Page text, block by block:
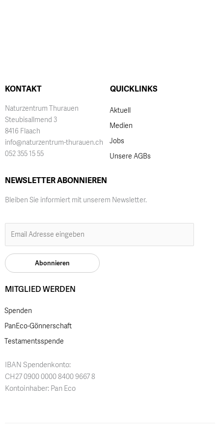
KONTAKT
Naturzentrum Thurauen
Steubisallmend 3
8416 Flaach
info@naturzentrum-thurauen.ch
052 355 15 55
QUICKLINKS
Aktuell
Medien
Jobs
Unsere AGBs
NEWSLETTER ABONNIEREN
Bleiben Sie informiert mit unserem Newsletter.
MITGLIED WERDEN
Spenden
PanEco-Gönnerschaft
Testamentsspende
IBAN Spendenkonto:
CH27 0900 0000 8400 9667 8
Kontoinhaber: Pan Eco